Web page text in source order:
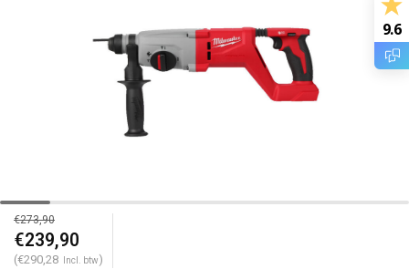
€273,90
€239,90
(€290,28 Incl. btw)
9.6